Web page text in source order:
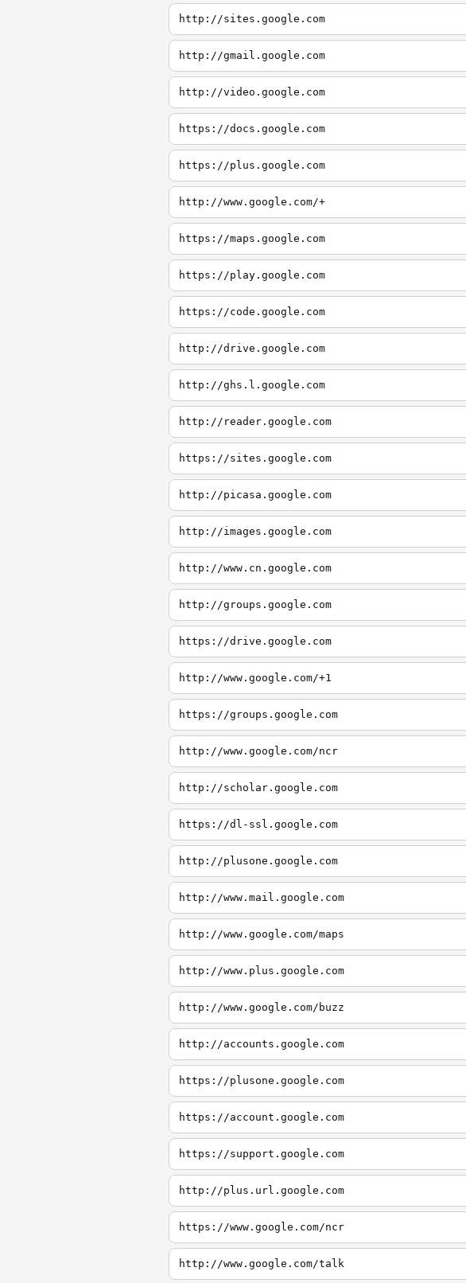
http://sites.google.com
http://gmail.google.com
http://video.google.com
https://docs.google.com
https://plus.google.com
http://www.google.com/+
https://maps.google.com
https://play.google.com
https://code.google.com
http://drive.google.com
http://ghs.l.google.com
http://reader.google.com
https://sites.google.com
http://picasa.google.com
http://images.google.com
http://www.cn.google.com
http://groups.google.com
https://drive.google.com
http://www.google.com/+1
https://groups.google.com
http://www.google.com/ncr
http://scholar.google.com
https://dl-ssl.google.com
http://plusone.google.com
http://www.mail.google.com
http://www.google.com/maps
http://www.plus.google.com
http://www.google.com/buzz
http://accounts.google.com
https://plusone.google.com
https://account.google.com
https://support.google.com
http://plus.url.google.com
https://www.google.com/ncr
http://www.google.com/talk